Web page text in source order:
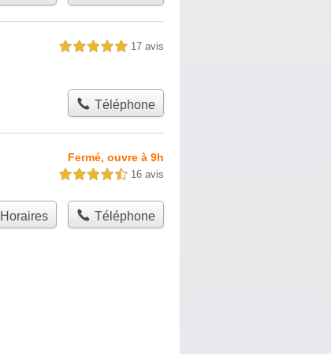
5,0 étoiles sur 5 17 avis
Téléphone
Fermé, ouvre à 9h
4,5 étoiles sur 5 16 avis
Horaires Téléphone